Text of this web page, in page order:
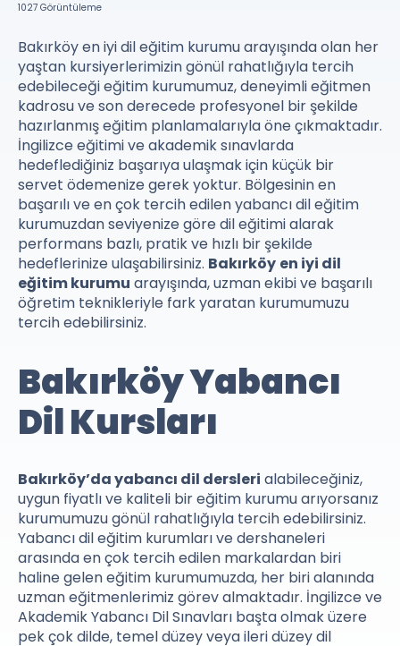
1027 Görüntüleme
Bakırköy en iyi dil eğitim kurumu arayışında olan her
yaştan kursiyerlerimizin gönül rahatlığıyla tercih
edebileceği eğitim kurumumuz, deneyimli eğitmen
kadrosu ve son derecede profesyonel bir şekilde
hazırlanmış eğitim planlamalarıyla öne çıkmaktadır.
İngilizce eğitimi ve akademik sınavlarda
hedeflediğiniz başarıya ulaşmak için küçük bir
servet ödemenize gerek yoktur. Bölgesinin en
başarılı ve en çok tercih edilen yabancı dil eğitim
kurumuzdan seviyenize göre dil eğitimi alarak
performans bazlı, pratik ve hızlı bir şekilde
hedeflerinize ulaşabilirsiniz. Bakırköy en iyi dil
eğitim kurumu arayışında, uzman ekibi ve başarılı
öğretim teknikleriyle fark yaratan kurumumuzu
tercih edebilirsiniz.
Bakırköy Yabancı
Dil Kursları
Bakırköy’da yabancı dil dersleri alabileceğiniz,
uygun fiyatlı ve kaliteli bir eğitim kurumu arıyorsanız
kurumumuzu gönül rahatlığıyla tercih edebilirsiniz.
Yabancı dil eğitim kurumları ve dershaneleri
arasında en çok tercih edilen markalardan biri
haline gelen eğitim kurumumuzda, her biri alanında
uzman eğitmenlerimiz görev almaktadır. İngilizce ve
Akademik Yabancı Dil Sınavları başta olmak üzere
pek çok dilde, temel düzey veya ileri düzey dil